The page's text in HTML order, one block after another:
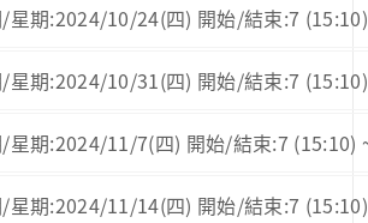
/星期:2024/10/24(四) 開始/結束:7
星期:2024/10/31(四) 開始/結束:7
/星期:2024/11/7(四) 開始/結束:7
/星期:2024/11/14(四) 開始/結束:7